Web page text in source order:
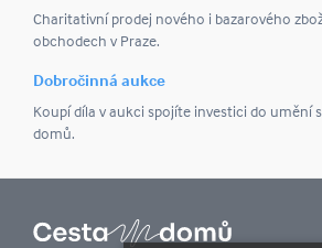
Charitativní prodej nového i bazarového
obchodech v Praze.
Dobročinná aukce
Koupí díla v aukci spojíte investici do umění
domů.